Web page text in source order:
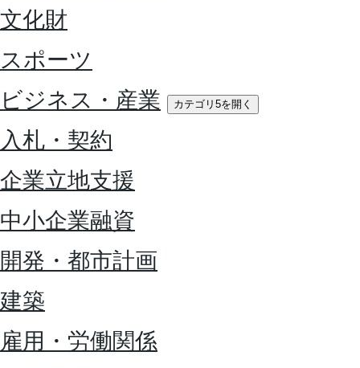
文化財
スポーツ
ビジネス・産業
カテゴリ5を開く
入札・契約
企業立地支援
中小企業融資
開発・都市計画
建築
雇用・労働関係